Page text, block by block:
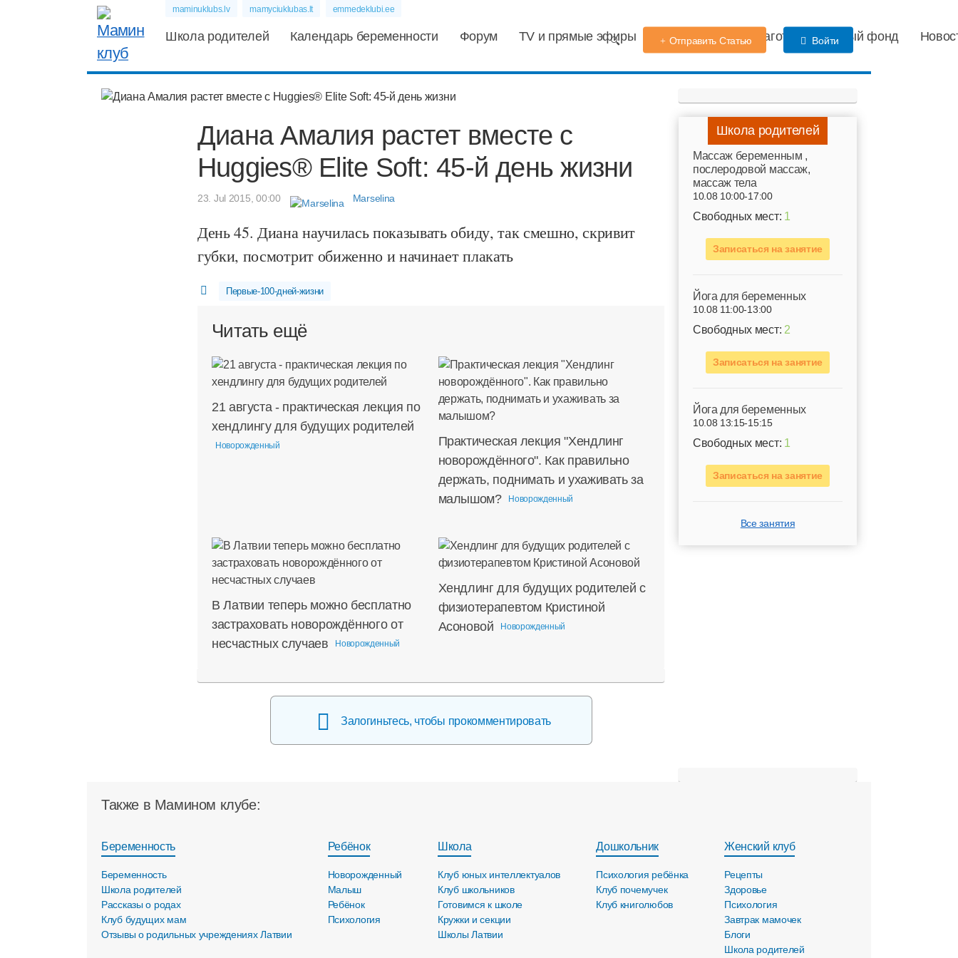
maminuklubs.lv mamyciuklubas.lt emmedeklubi.ee
Школа родителей Календарь беременности Форум TV и прямые эфиры Детский сад Благотворительный фонд
Отправить Статью Войти
Диана Амалия растет вместе с
Huggies® Elite Soft: 45-й день жизни
23. Jul 2015, 00:00 Marselina
День 45. Диана научилась показывать обиду, так смешно, скривит
губки, посмотрит обиженно и начинает плакать
Первые-100-дней-жизни
Читать ещё
21 августа - практическая лекция по
хендлингу для будущих родителей
Новорожденный
Практическая лекция "Хендлинг
новорождённого". Как правильно
держать, поднимать и ухаживать за
малышом?
Новорожденный
В Латвии теперь можно бесплатно
застраховать новорождённого от
несчастных случаев
Новорожденный
Хендлинг для будущих родителей с
физиотерапевтом Кристиной
Асоновой
Новорожденный
Школа родителей
Mассаж беременным ,
послеродовой массаж,
массаж тела
10.08 10:00-17:00
Свободных мест: 1
Записаться на занятие
Йога для беременных
10.08 11:00-13:00
Свободных мест: 2
Записаться на занятие
Йога для беременных
10.08 13:15-15:15
Свободных мест: 1
Записаться на занятие
Все занятия
Залогиньтесь, чтобы прокомментировать
Также в Мамином клубе:
Беременность
Беременность
Школа родителей
Рассказы о родах
Клуб будущих мам
Отзывы о родильных учреждениях Латвии
Ребёнок
Новорожденный
Малыш
Ребёнок
Психология
Школа
Клуб юных интеллектуалов
Клуб школьников
Готовимся к школе
Кружки и секции
Школы Латвии
Дошкольник
Психология ребёнка
Клуб почемучек
Клуб книголюбов
Женский клуб
Рецепты
Здоровье
Психология
Завтрак мамочек
Блоги
Школа родителей